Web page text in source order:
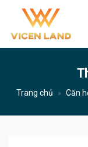
Trang chủ » Căn